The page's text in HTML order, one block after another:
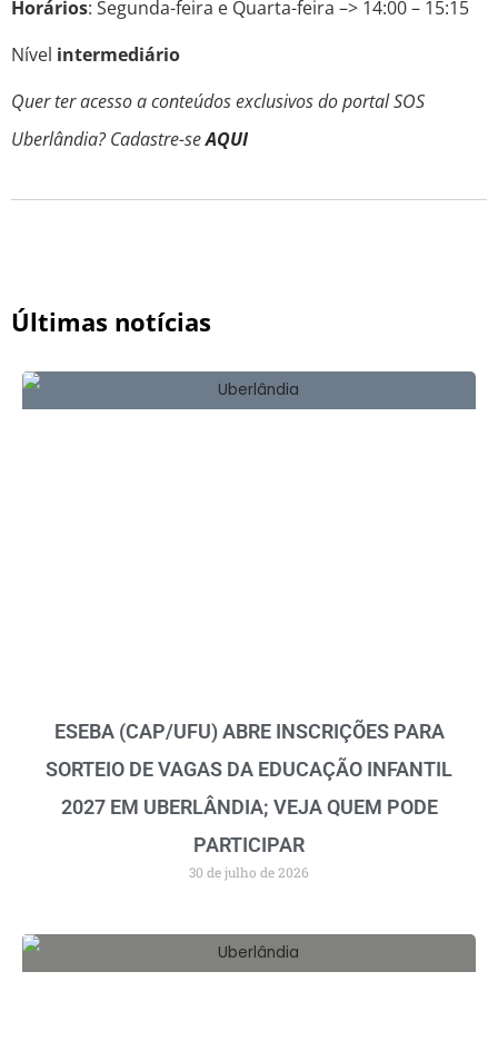
Horários: Segunda-feira e Quarta-feira –> 14:00 – 15:15
Nível intermediário
Quer ter acesso a conteúdos exclusivos do portal SOS
Uberlândia? Cadastre-seAQUI
Últimas notícias
ESEBA (CAP/UFU) ABRE INSCRIÇÕES PARA
SORTEIO DE VAGAS DA EDUCAÇÃO INFANTIL
2027 EM UBERLÂNDIA; VEJA QUEM PODE
PARTICIPAR
30 de julho de 2026